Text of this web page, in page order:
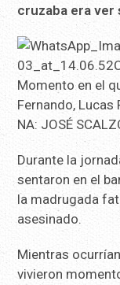
cruzaba era ver
Momento en el
Fernando, Lucas
NA: JOSÉ
Durante la
sentaron en el
la madrugada
asesinado.
Mientras
vivieron